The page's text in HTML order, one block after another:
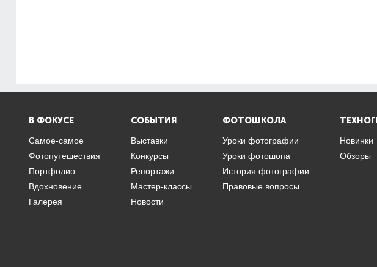
В ФОКУСЕ
Самое-самое
Фотопутешествия
Портфолио
Вдохновение
Галерея
СОБЫТИЯ
Выставки
Конкурсы
Репортажи
Мастер-классы
Новости
ФОТОШКОЛА
Уроки фотографии
Уроки фотошопа
История фотографии
Правовые вопросы
Новинки
Обзоры